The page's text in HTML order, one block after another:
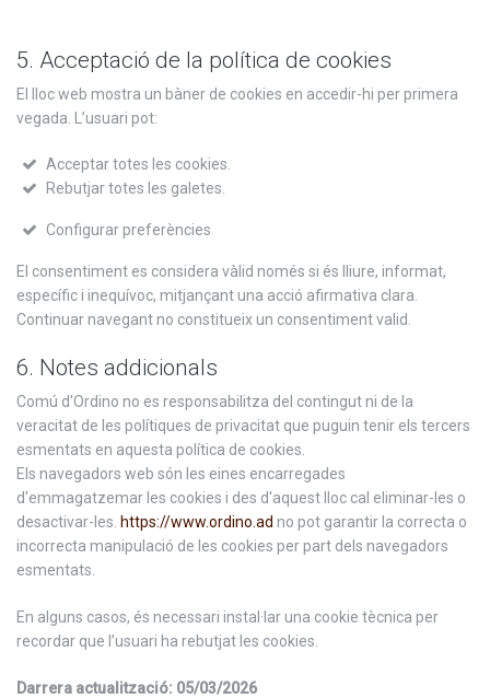
5. Acceptació de la política de cookies
El lloc web mostra un bàner de cookies en accedir-hi per primera
vegada. L’usuari pot:
Acceptar totes les cookies.
Rebutjar totes les galetes.
Configurar preferències
El consentiment es considera vàlid només si és lliure, informat,
específic i inequívoc, mitjançant una acció afirmativa clara.
Continuar navegant no constitueix un consentiment valid.
6. Notes addicionals
Comú d'Ordino no es responsabilitza del contingut ni de la
veracitat de les polítiques de privacitat que puguin tenir els tercers
esmentats en aquesta política de cookies.
Els navegadors web són les eines encarregades
d'emmagatzemar les cookies i des d'aquest lloc cal eliminar-les o
desactivar-les. https://www.ordino.ad no pot garantir la correcta o
incorrecta manipulació de les cookies per part dels navegadors
esmentats.
En alguns casos, és necessari instal·lar una cookie tècnica per
recordar que l’usuari ha rebutjat les cookies.
Darrera actualització: 05/03/2026